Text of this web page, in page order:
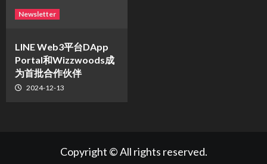
Newsletter
LINE Web3平台DApp
Portal和Wizzwoods成
为首批合作伙伴
2024-12-13
Copyright © All rights reserved.